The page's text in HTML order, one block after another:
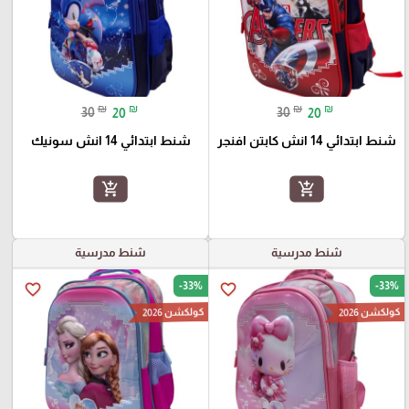
30 ₪ 20 ₪
شنط ابتدائي 14 انش كابتن افنجر
add_shopping_cart
30 ₪ 20 ₪
شنط ابتدائي 14 انش سونيك
add_shopping_cart
شنط مدرسية
favorite_border -33%
كولكشن 2026
شنط مدرسية
favorite_border -33%
كولكشن 2026